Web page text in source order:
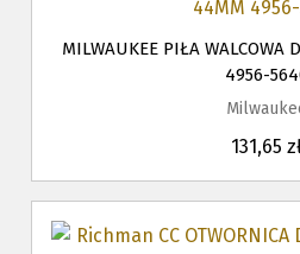
MILWAUKEE PIŁA WALCOWA
4956-
131,65